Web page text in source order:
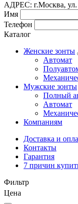
АДРЕС: г.Москва, ул.
Имя
Телефон
Каталог
Женские зонты
Автомат
Мужские зонты
Полный
Автомат
Компаниям
Доставка и
Контакты
Гарантия
7 причин
Фильтр
Цена